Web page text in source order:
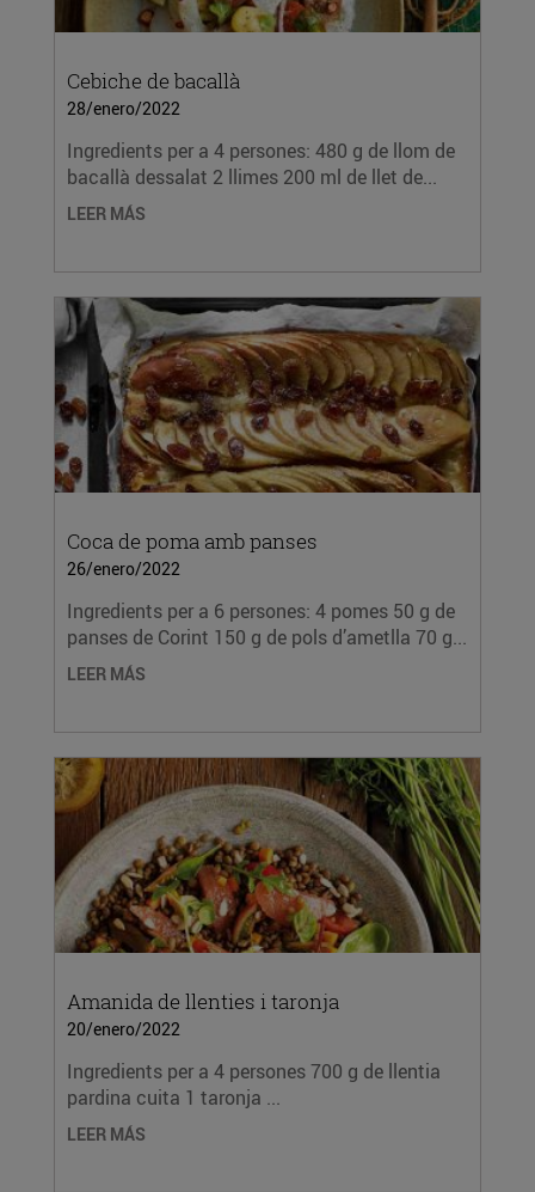
Cebiche de bacallà
28/enero/2022
Ingredients per a 4 persones: 480 g de llom de
bacallà dessalat 2 llimes 200 ml de llet de...
LEER MÁS
Coca de poma amb panses
26/enero/2022
Ingredients per a 6 persones: 4 pomes 50 g de
panses de Corint 150 g de pols d’ametlla 70 g...
LEER MÁS
Amanida de llenties i taronja
20/enero/2022
Ingredients per a 4 persones 700 g de llentia
pardina cuita 1 taronja ...
LEER MÁS